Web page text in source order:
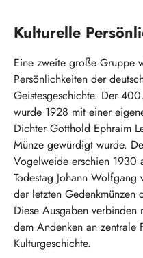
Kulturelle
Eine zweite große Gruppe
Persönlichkeiten der
Geistesgeschichte. Der
wurde 1928 mit einer
Dichter Gotthold Ephraim
Münze gewürdigt wurde.
Vogelweide erschien 1930
Todestag Johann
der letzten
Diese Ausgaben verbinden
dem Andenken an zentrale
Kulturgeschichte.